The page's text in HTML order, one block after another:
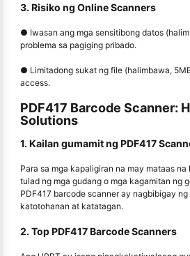
3. Risiko ng Online Scanners
● Iwasan ang mga sensitibong datos
problema sa pagiging pribado.
● Limitadong sukat ng file (halimbawa,
access.
PDF417 Barcode Scanner:
Solutions
1. Kailan gumamit ng PDF417
Para sa mga kapaligiran na may mataas na
tulad ng mga gudang o mga kagamitan ng
PDF417 barcode scanner ay nagbibigay
katotohanan at katatagan.
2. Top PDF417 Barcode Scanners